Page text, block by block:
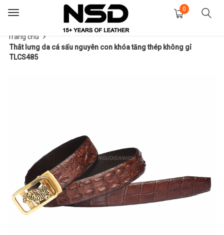
Toggle
0
Trang chủ
Thắt lưng da cá sấu nguyên con khóa tăng thép không gỉ
TLCS485